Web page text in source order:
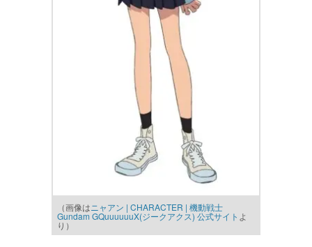
（画像はニャアン | CHARACTER | 機動戦士
Gundam GQuuuuuuX(ジークアクス) 公式サイト よ
り）